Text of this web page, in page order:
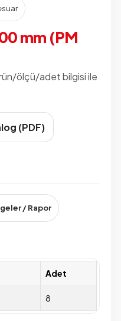
mm (PM
ölçü/adet bilgisi ile
(PDF)
/ Rapor
Adet
8